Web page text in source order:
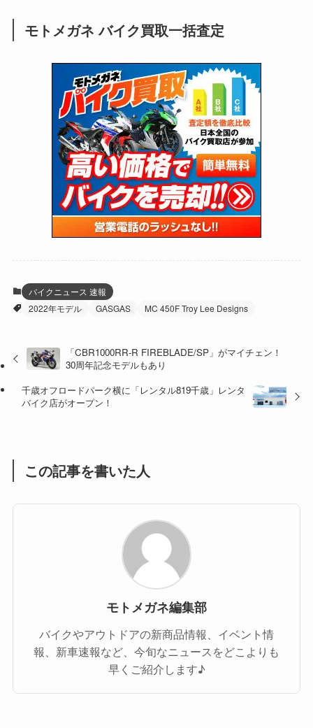
(31)
(51)
(34)
(5)
(12)
(63)
(109)
(24)
(16)
(25)
(24)
(47)
(15)
(5)
(64)
(16)
(62)
(4)
(6)
(17)
(5)
(27)
(249)
(12)
(131)
(38)
(131)
(167)
(85)
(21)
(61)
(171)
(98)
(13)
(60)
(274)
(171)
(38)
(47)
(59)
(41)
(47)
(1)
(66)
(16)
(141)
(254)
(204)
(1,139)
(166)
(23)
(33)
(34)
(35)
(41)
(415)
(16)
(137)
(72)
(2,742)
(126)
(170)
(171)
(118)
(27)
(8)
(1,605)
(147)
(13)
(19)
(12)
(16)
(4)
(16)
モトメガネ バイク買取一括査定
バイクニュース 速報
2022年モデル
GASGAS MC 450F Troy Lee Designs
「CBR1000RR-R FIREBLADE/SP」がマイチェン！
30周年記念モデルもあり
千歳オフロードパーク横に「レンタル819千歳」レンタ
バイク店がオープン！
この記事を書いた人
モトメガネ編集部
バイクやアウトドアの新商品情報、イベント情
報、新車速報など、今旬なニュースをどこよりも
早くご紹介します♪